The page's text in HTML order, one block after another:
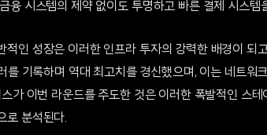
융 시스템의 제약 없이도 투명하고 빠른 결제 시스템
적인 성장은 이러한 인프라 투자의 강력한 배경이
기록하며 역대 최고치를 경신했으며, 이는 네트워
가 이번 라운드를 주도한 것은 이러한 폭발적인 스
로 분석된다.